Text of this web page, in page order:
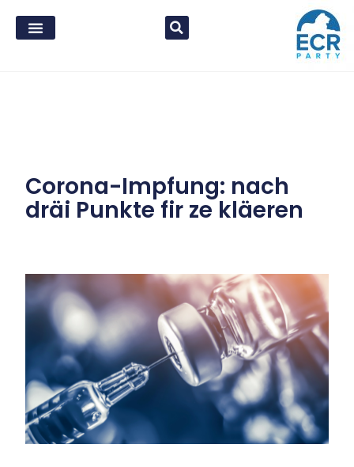
Corona-Impfung: nach
dräi Punkte fir ze kläeren